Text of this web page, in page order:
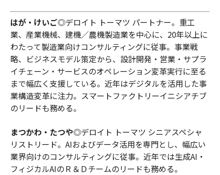
はが・けいご◎デロイト トーマツ パートナー。重工
業、産業機械、建機／農機製造業を中心に、20年以上に
わたって製造業向けコンサルティングに従事。事業戦
略、ビジネスモデル策定から、設計開発・営業・サプラ
イチェーン・サービスのオペレーション変革実行に至る
まで幅広く支援している。近年はデジタルを活用した事
業構造変革に注力。スマートファクトリーイニシアチブ
のリードも務める。
まつかわ・たつや◎デロイト トーマツ シニアスペシャ
リストリード。AIおよびデータ活用を専門とし、幅広い
業界向けのコンサルティングに従事。近年では生成AI・
フィジカルAIのＲ＆Ｄチームのリードも務める。